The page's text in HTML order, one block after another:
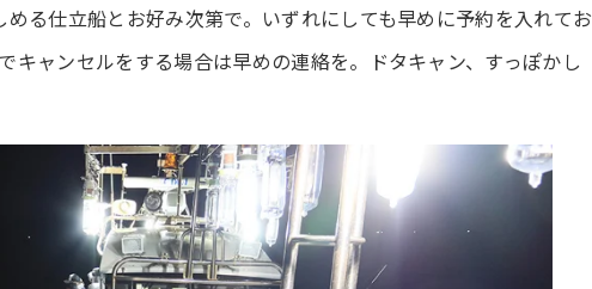
る仕立船とお好み次第で。いずれにしても早めに予約を入れてお
キャンセルをする場合は早めの連絡を。ドタキャン、すっぽかし